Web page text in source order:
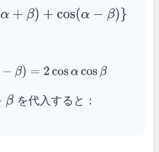
+cos(α−β) }
−β )=2cosαcosβ
を代入すると：